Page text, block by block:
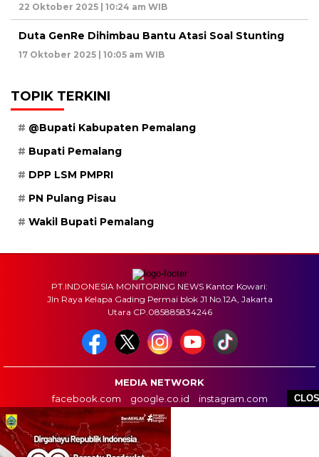
22 Oktober 2025 | 10:24 am WIB
Duta GenRe Dihimbau Bantu Atasi Soal Stunting
17 Oktober 2025 | 10:05 am WIB
TOPIK TERKINI
@Bupati Kabupaten Pemalang
Bupati Pemalang
DPP LSM PMPRI
PN Pulang Pisau
Wakil Bupati Pemalang
PT.INDONESIA MONITORING NEWS Kantor Kowari:
Jln Raya Kelapa Gading Permai blok J1 No.12A, Jakarta
Utara CP.085885834246
MEDIA NETWORK
facebook.com
google.co.id
instagram.com
web.whatsapp.com
HOME BOX REDAKSI